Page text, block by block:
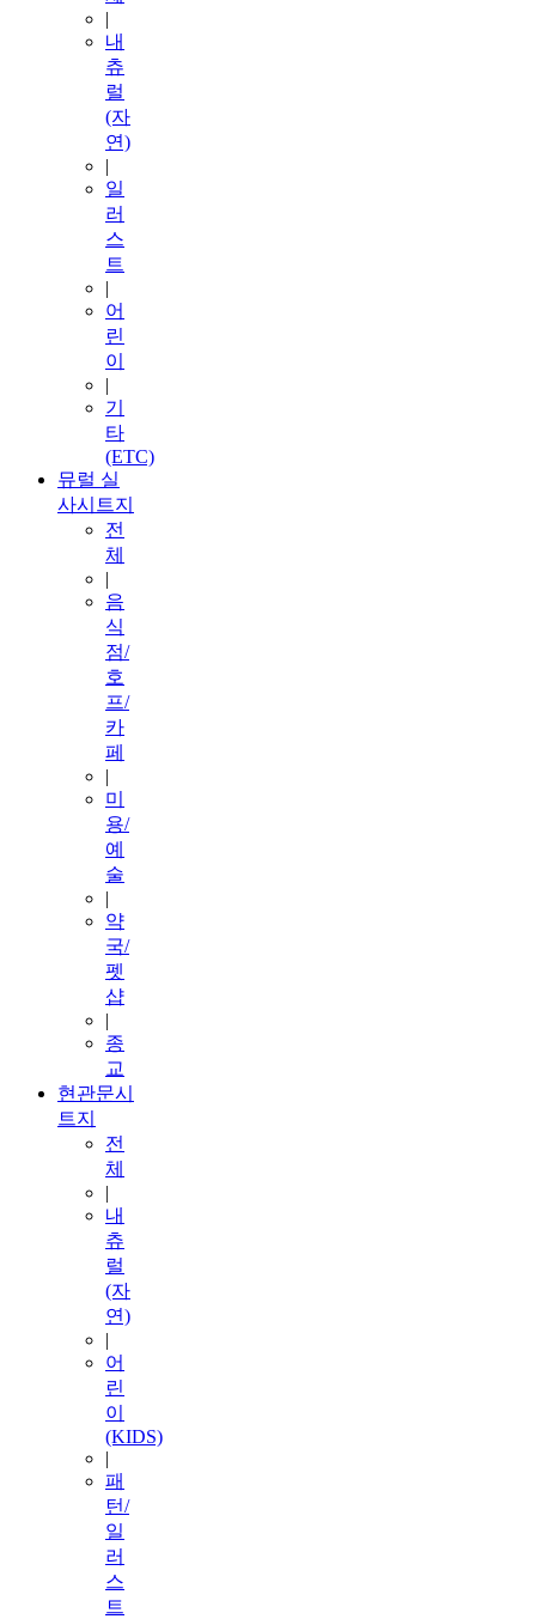
|
내
츄
럴
(자
연)
|
일
러
스
트
|
어
린
이
|
기
타
(ETC)
뮤럴 실
사시트지
전
체
|
음
식
점/
호
프/
카
페
|
미
용/
예
술
|
약
국/
펫
샵
|
종
교
현관문시
트지
전
체
|
내
츄
럴
(자
연)
|
어
린
이
(KIDS)
|
패
턴/
일
러
스
트